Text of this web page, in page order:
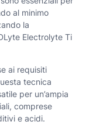
al minimo
la
Electrolyte Ti
ai requisiti
tecnica
per un’ampia
comprese
e acidi.